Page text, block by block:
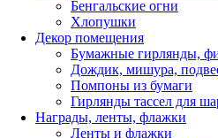
Бенгальские огни
Хлопушки
Декор помещения
Бумажные гирлянды,
Дождик, мишура,
Помпоны из бумаги
Гирлянды тассел для
Награды, ленты, флажки
Ленты и флажки